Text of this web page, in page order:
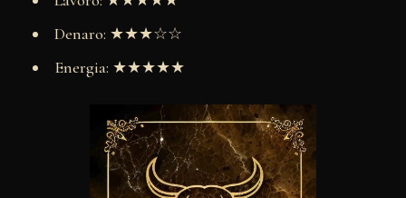
Denaro: ★★★☆☆
Energia: ★★★★★